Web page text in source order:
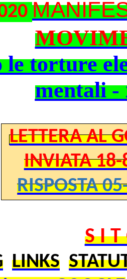
le torture
mentali -
LETTERA AL
INVIATA
RISPOSTA
S I
LINKS